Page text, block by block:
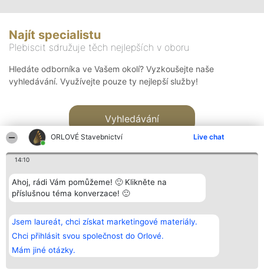
ORLOVÉ Stavebnictví Live chat
14:10
Ahoj, rádi Vám pomůžeme! 🙂 Klikněte na
příslušnou téma konverzace! 🙂
Jsem laureát, chci získat marketingové materiály.
Chci přihlásit svou společnost do Orlové.
Mám jiné otázky.
Najít specialistu
Plebiscit sdružuje těch nejlepších v oboru
Hledáte odborníka ve Vašem okolí? Vyzkoušejte naše
vyhledávání. Využívejte pouze ty nejlepší služby!
Vyhledávání
Bright Side Solutions sp. z o.
o. sp. k.
ul. Ruska 22
Wrocław 50-079
KRS 0000749100 | Regon
381313360 | NIP 8943132676
Vítězové
Seznam všech
laureátů
Zásady
Zásady
Kontakt